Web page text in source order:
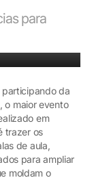
para
participando da
, o maior evento
em
trazer os
de aula,
para ampliar
moldam o